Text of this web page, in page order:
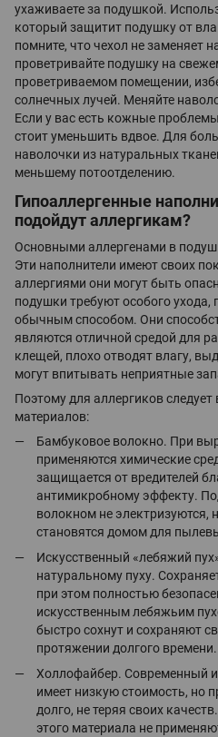
ухаживаете за подушкой.
который защитит подушку от
помните, что чехол не заменяет
проветривайте подушку на
проветриваемом помещении,
солнечных лучей. Меняйте
Если у вас есть кожные
стоит уменьшить вдвое. Для
наволочки из натуральных
меньшему потоотделению.
Гипоаллергенные
подойдут аллергикам?
Основными аллергенами в
Эти наполнители имеют своих
аллергиями они могут быть
подушки требуют особого ухода,
обычным способом. Они
являются отличной средой для
клещей, плохо отводят влагу,
могут впитывать неприятные
Поэтому для аллергиков
материалов:
Бамбуковое волокно. При
применяются химические
защищается от вредителей
антимикробному эффекту.
волокном не электризуются,
становятся домом для
Искусственный «лебяжий
натуральному пуху.
при этом полностью
искусственным лебяжьим
быстро сохнут и сохраняют
протяжении долгого времени.
Холлофайбер. Современный
имеет низкую стоимость, но
долго, не теряя своих
этого материала не